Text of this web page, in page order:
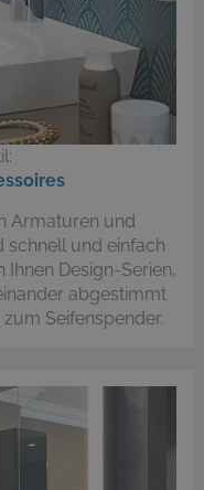
Armaturen und
schnell und einfach
Design-Serien,
abgestimmt
Seifenspender.